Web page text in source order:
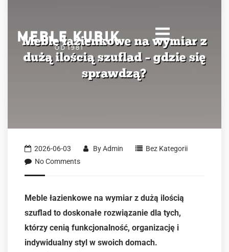
2026-06-03 ByAdmin
Bez Kategorii
No Comments
Meble łazienkowe na wymiar z dużą ilością
szuflad to doskonałe rozwiązanie dla tych,
którzy cenią funkcjonalność, organizację i
indywidualny styl w swoich domach.